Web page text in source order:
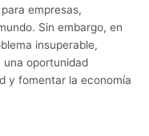
empresas,
Sin embargo, en
insuperable,
una oportunidad
y fomentar la economía